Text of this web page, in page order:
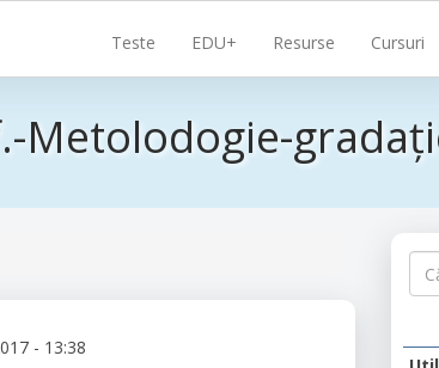
principală
Teste EDU+ Resurse Cursuri
Metolodogie-
- 13:38